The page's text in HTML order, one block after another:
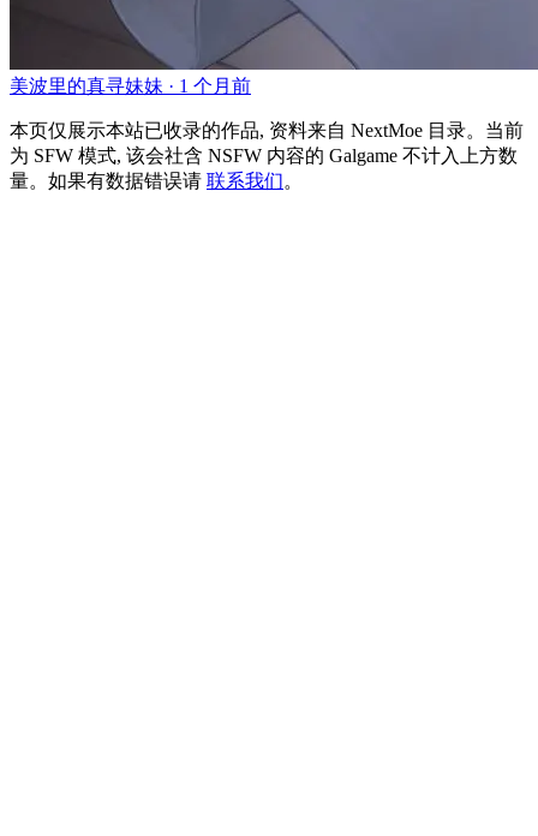
美波里的真寻妹妹 · 1 个月前
本页仅展示本站已收录的作品, 资料来自 NextMoe 目录。 当前
为 SFW 模式, 该会社含 NSFW 内容的 Galgame 不计入上方数
量。 如果有数据错误请 联系我们。